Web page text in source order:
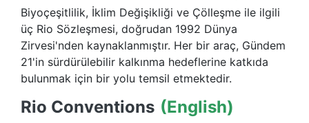
Biyoçeşitlilik, İklim Değişikliği ve Çölleşme ile ilgili
üç Rio Sözleşmesi, doğrudan 1992 Dünya
Zirvesi'nden kaynaklanmıştır. Her bir araç, Gündem
21'in sürdürülebilir kalkınma hedeflerine katkıda
bulunmak için bir yolu temsil etmektedir.
Rio Conventions (English)